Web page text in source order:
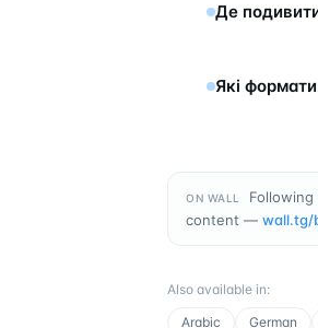
Де
Які
ON WALL
content — wall.tg/
Also available in:
Arabic
German